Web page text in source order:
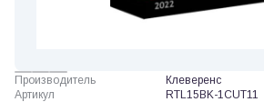
Производитель
Клеверенс
Артикул
RTL15BK-1CUT11